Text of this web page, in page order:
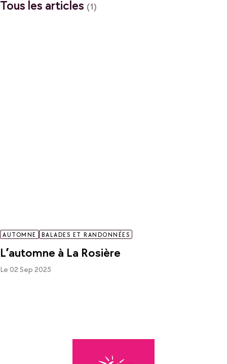
Tous les articles (1)
AUTOMNE BALADES ET RANDONNÉES
L’automne à La Rosière
Le 02 Sep 2025